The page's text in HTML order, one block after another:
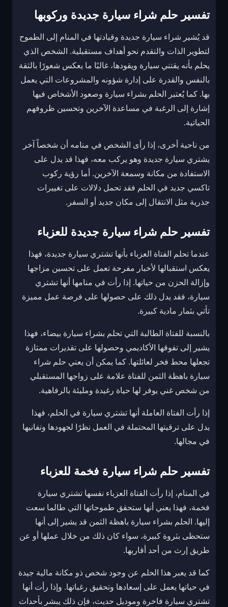
تفسير حلم شراء سيارة جديدة وركوبها
قد يُشير شراء سيارة جديدة وقيادتها في المنام إلى الطموح
لتطوير الذات والتقدم نحو أهداف مستقبلية. الشخص الذي
يحلم بأنه يقتني سيارة ويقودها، غالبًا ما يعكس شعورًا بالثقة
بالنفس والقدرة على إدارة شؤونه والمشروعات التي يعمل
بها. كما يُعتبر الحلم بشراء سيارة وصعود الأشخاص فيها
إشارة إلى الرغبة في مساعدة الآخرين وتحسين ظروفهم
الحياتية.
من ناحية أخرى، إذا رأى الشخص في منامه أن شخصاً آخر
يشتري سيارة جديدة وهو يركب معه، فهذا قد يدل على
الاستفادة من مكانة وسمعة الآخرين. أما رؤية ركوب
تاكسي جديد في الحلم فقد تحمل دلالات على تغييرات
جذرية مثل الانتقال إلى مكان جديد أو السفر.
تفسير حلم شراء سيارة جديدة للعزباء
عندما تحلم الفتاة العزباء بأنها تشتري سيارة جديدة، فهذا
يعكس استقبالها لأخبار مفرحة تعمل على تحسين مزاجها
وإزالة الحزن من حياتها. إذا رأت في منامها أنها تشتري
سيارة، فقد يدل ذلك على حصولها على فرصة عمل مميزة
تأتي بثمار مادية كبيرة.
بالنسبة للفتاة الطالبة التي تحلم بشراء سيارة بيضاء، فهذا
يشير إلى تفوقها الأكاديمي وحصولها على تقديرات ممتازة
تجعلها محط فخر لعائلتها. كما يمكن أن يعني حلم شراء
سيارة باهظة الثمن للفتاة علامة على زواجها المستقبلي
من شخص غني يوفر لها حياة رغيدة ومليئة بالرفاهية.
إذا رأت الفتاة العاملة أنها تشتري سيارة في الحلم، فهذا
يدل على ترقيتها المحتملة في العمل نظرًا لجهودها وتفانيها
في مجالها.
تفسير حلم شراء سيارة فخمة للعزباء
في المنام، إذا رأت الفتاة العزباء نفسها تشتري سيارة
فخمة، فهذا يعني أنها ستحقق طموحاتها التي طالما سعت
إليها. الحلم بشراء سيارة باهظة الثمن قد يشير إلى أنها
ستحظى بثروة كبيرة، سواء كان ذلك من خلال عملها أو عن
طريق إرث من أحد أقاربها.
كما قد يعبر هذا الحلم عن وجود شخص ذو مكانة مالية جيدة
في حياتها يعمل على إسعادها وتحقيق رغباتها. وإذا رأت أنها
تشتري سيارة فاخرة وموديل حديث، فإن ذلك يبشر بأحداث